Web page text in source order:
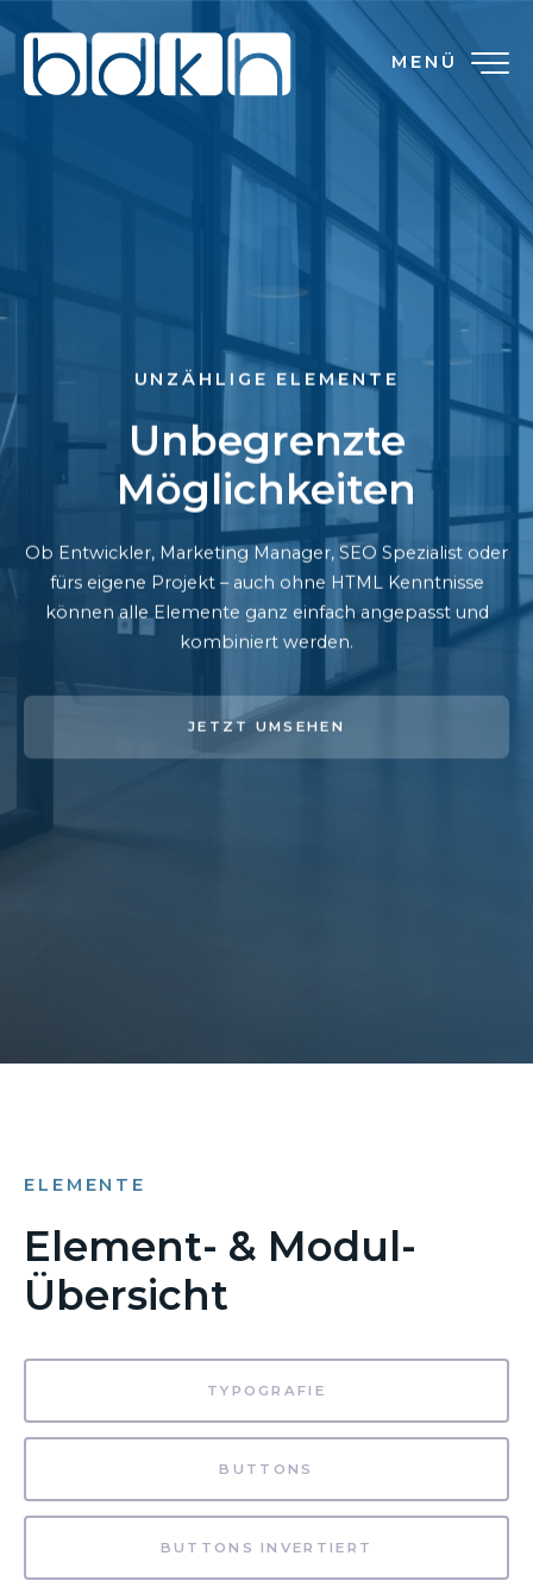
MENÜ
UNZÄHLIGE ELEMENTE
Unbegrenzte
Möglichkeiten
Ob Entwickler, Marketing Manager, SEO Spezialist oder
fürs eigene Projekt – auch ohne HTML Kenntnisse
können alle Elemente ganz einfach angepasst und
kombiniert werden.
JETZT UMSEHEN
ELEMENTE
Element- & Modul-
Übersicht
TYPOGRAFIE
BUTTONS
BUTTONS INVERTIERT